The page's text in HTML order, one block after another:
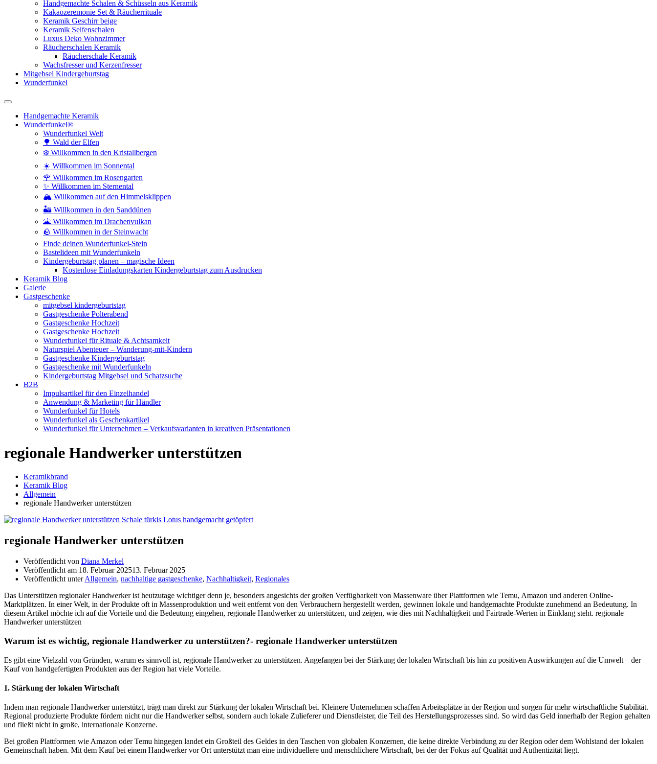
Handgemachte Schalen & Schüsseln aus Keramik
Kakaozeremonie Set & Räucherrituale
Keramik Geschirr beige
Keramik Seifenschalen
Luxus Deko Wohnzimmer
Räucherschalen Keramik
Räucherschale Keramik
Wachsfresser und Kerzenfresser
Mitgebsel Kindergeburtstag
Wunderfunkel
Handgemachte Keramik
Wunderfunkel®
Wunderfunkel Welt
🌳 Wald der Elfen
❄️ Willkommen in den Kristallbergen
☀️ Willkommen im Sonnental
🌹 Willkommen im Rosengarten
✨ Willkommen im Sternental
🏔️ Willkommen auf den Himmelsklippen
🏜️ Willkommen in den Sanddünen
🌋 Willkommen im Drachenvulkan
🪨 Willkommen in der Steinwacht
Finde deinen Wunderfunkel-Stein
Bastelideen mit Wunderfunkeln
Kindergeburtstag planen – magische Ideen
Kostenlose Einladungskarten Kindergeburtstag zum Ausdrucken
Keramik Blog
Galerie
Gastgeschenke
mitgebsel kindergeburtstag
Gastgeschenke Polterabend
Gastgeschenke Hochzeit
Gastgeschenke Hochzeit
Wunderfunkel für Rituale & Achtsamkeit
Naturspiel Abenteuer – Wanderung-mit-Kindern
Gastgeschenke Kindergeburtstag
Gastgeschenke mit Wunderfunkeln
Kindergeburtstag Mitgebsel und Schatzsuche
B2B
Impulsartikel für den Einzelhandel
Anwendung & Marketing für Händler
Wunderfunkel für Hotels
Wunderfunkel als Geschenkartikel
Wunderfunkel für Unternehmen – Verkaufsvarianten in kreativen Präsentationen
regionale Handwerker unterstützen
Keramikbrand
Keramik Blog
Allgemein
regionale Handwerker unterstützen
regionale Handwerker unterstützen
Veröffentlicht von Diana Merkel
Veröffentlicht am 18. Februar 202513. Februar 2025
Veröffentlicht unterAllgemein, nachhaltige gastgeschenke, Nachhaltigkeit, Regionales
Das Unterstützen regionaler Handwerker ist heutzutage wichtiger denn je, besonders angesichts der großen Verfügbarkeit von Massenware über Plattformen wie Temu, Amazon und anderen Online-
Marktplätzen. In einer Welt, in der Produkte oft in Massenproduktion und weit entfernt von den Verbrauchern hergestellt werden, gewinnen lokale und handgemachte Produkte zunehmend an Bedeutung. In
diesem Artikel möchte ich auf die Vorteile und die Bedeutung eingehen, regionale Handwerker zu unterstützen, und zeigen, wie dies mit Nachhaltigkeit und Fairtrade-Werten in Einklang steht. regionale
Handwerker unterstützen
Warum ist es wichtig, regionale Handwerker zu unterstützen?- regionale Handwerker unterstützen
Es gibt eine Vielzahl von Gründen, warum es sinnvoll ist, regionale Handwerker zu unterstützen. Angefangen bei der Stärkung der lokalen Wirtschaft bis hin zu positiven Auswirkungen auf die Umwelt – der
Kauf von handgefertigten Produkten aus der Region hat viele Vorteile.
1. Stärkung der lokalen Wirtschaft
Indem man regionale Handwerker unterstützt, trägt man direkt zur Stärkung der lokalen Wirtschaft bei. Kleinere Unternehmen schaffen Arbeitsplätze in der Region und sorgen für mehr wirtschaftliche Stabilität.
Regional produzierte Produkte fördern nicht nur die Handwerker selbst, sondern auch lokale Zulieferer und Dienstleister, die Teil des Herstellungsprozesses sind. So wird das Geld innerhalb der Region gehalten
und fließt nicht in große, internationale Konzerne.
Bei großen Plattformen wie Amazon oder Temu hingegen landet ein Großteil des Geldes in den Taschen von globalen Konzernen, die keine direkte Verbindung zu der Region oder dem Wohlstand der lokalen
Gemeinschaft haben. Mit dem Kauf bei einem Handwerker vor Ort unterstützt man eine individuellere und menschlichere Wirtschaft, bei der der Fokus auf Qualität und Authentizität liegt.